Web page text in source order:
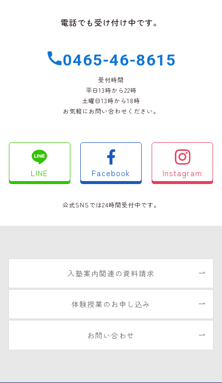
電話でも受け付け中です。
0465-46-8615
受付時間
平日13時から22時
土曜日13時から18時
お気軽にお問い合わせください。
LINE Facebook Instagram
公式SNSでは24時間受付中です。
入塾案内関連の資料請求
体験授業のお申し込み
お問い合わせ